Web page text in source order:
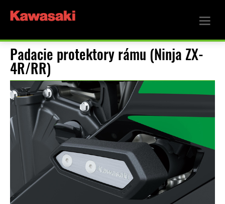
Padacie protektory rámu (Ninja ZX-
4R/RR)